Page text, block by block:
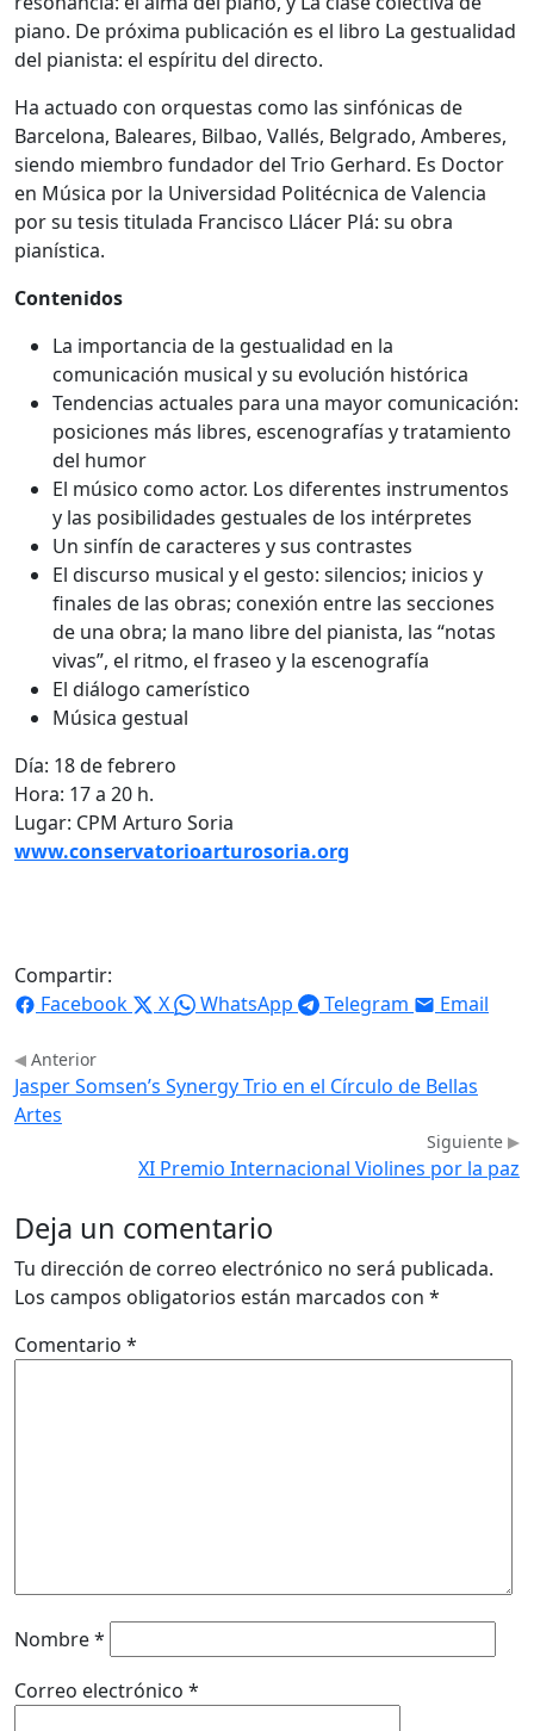
piano. De próxima publicación es el libro La gestualidad
del pianista: el espíritu del directo.
Ha actuado con orquestas como las sinfónicas de
Barcelona, Baleares, Bilbao, Vallés, Belgrado, Amberes,
siendo miembro fundador del Trio Gerhard. Es Doctor
en Música por la Universidad Politécnica de Valencia
por su tesis titulada Francisco Llácer Plá: su obra
pianística.
Contenidos
La importancia de la gestualidad en la
comunicación musical y su evolución histórica
Tendencias actuales para una mayor comunicación:
posiciones más libres, escenografías y tratamiento
del humor
El músico como actor. Los diferentes instrumentos
y las posibilidades gestuales de los intérpretes
Un sinfín de caracteres y sus contrastes
El discurso musical y el gesto: silencios; inicios y
finales de las obras; conexión entre las secciones
de una obra; la mano libre del pianista, las “notas
vivas”, el ritmo, el fraseo y la escenografía
El diálogo camerístico
Música gestual
Día: 18 de febrero
Hora: 17 a 20 h.
Lugar: CPM Arturo Soria
www.conservatorioarturosoria.org
Compartir:
Facebook
X WhatsApp Telegram Email
Anterior
Jasper Somsen’s Synergy Trio en el Círculo de Bellas
Artes
Siguiente
XI Premio Internacional Violines por la paz
Deja un comentario
Tu dirección de correo electrónico no será publicada.
Los campos obligatorios están marcados con *
Comentario *
Nombre*
Correo electrónico *